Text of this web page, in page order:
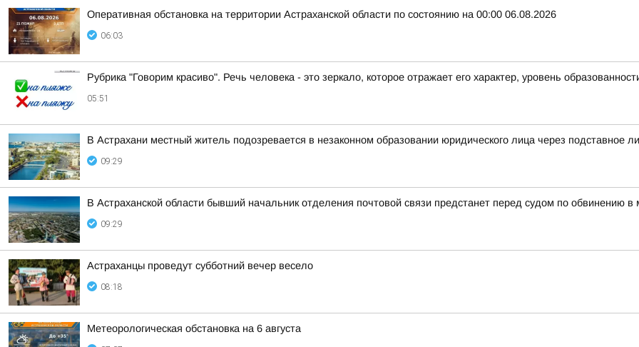
Оперативная обстановка на территории Астраханской области по состоянию на 00:00 06.08.2026
06:03
Рубрика "Говорим красиво". Речь человека - это зеркало, которое отражает его характер, уровень
05:51
В Астрахани местный житель подозревается в незаконном образовании юридического лица через подставное
09:29
В Астраханской области бывший начальник отделения почтовой связи предстанет перед судом по обвинению
09:29
Астраханцы проведут субботний вечер весело
08:18
Метеорологическая обстановка на 6 августа